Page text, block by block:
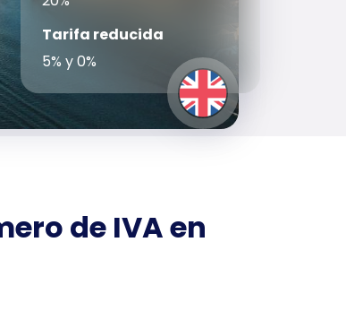
Tarifa reducida
5% y 0%
de IVA en